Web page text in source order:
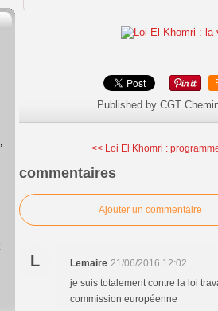
Published by CGT
<< Loi El Khomri :
commentaires
Ajouter un commentaire
L Lemaire 21/06/2016 12:02
je suis totalement contre la loi
commission européenne